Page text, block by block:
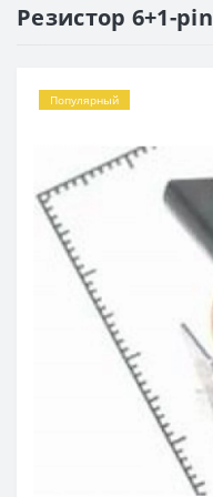
Резистор 6+1-
Популярный